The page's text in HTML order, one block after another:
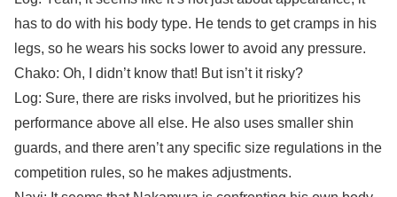
has to do with his body type. He tends to get cramps in his
legs, so he wears his socks lower to avoid any pressure.
Chako: Oh, I didn’t know that! But isn’t it risky?
Log: Sure, there are risks involved, but he prioritizes his
performance above all else. He also uses smaller shin
guards, and there aren’t any specific size regulations in the
competition rules, so he makes adjustments.